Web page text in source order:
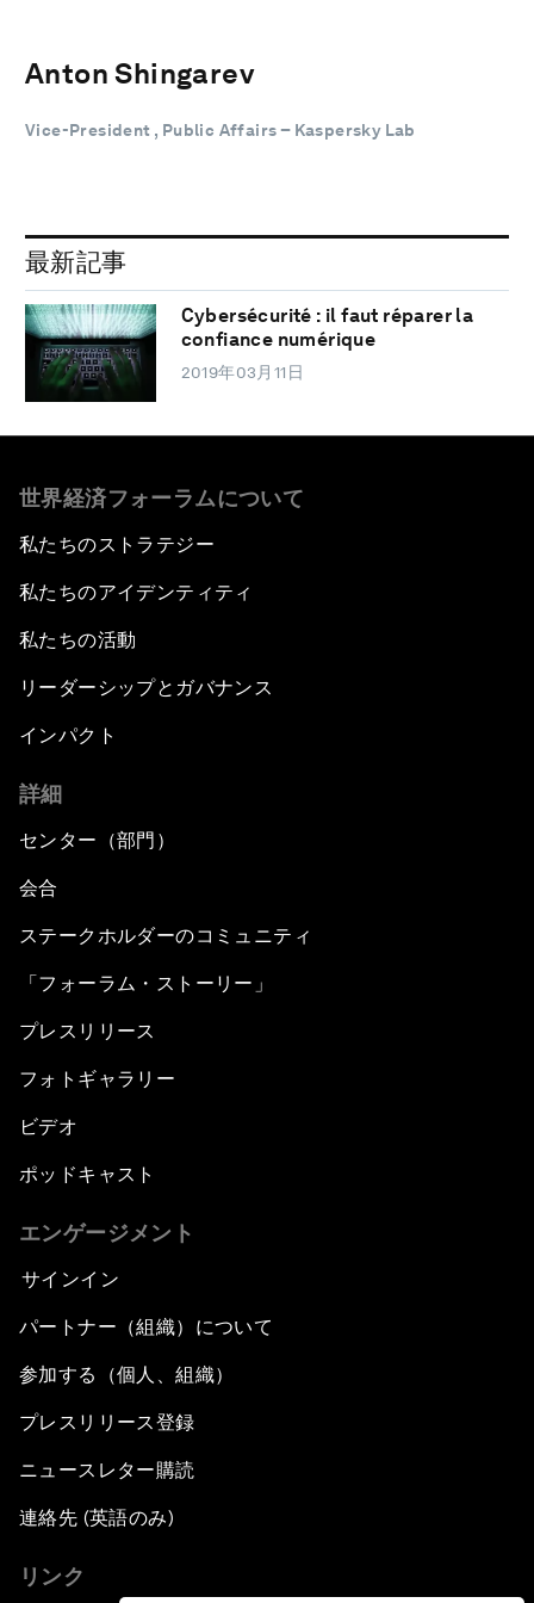
Anton Shingarev
Vice-President , Public Affairs – Kaspersky Lab
最新記事
Cybersécurité : il faut réparer la
confiance numérique
2019年03月11日
世界経済フォーラムについて
私たちのストラテジー
私たちのアイデンティティ
私たちの活動
リーダーシップとガバナンス
インパクト
詳細
センター（部門）
会合
ステークホルダーのコミュニティ
「フォーラム・ストーリー」
プレスリリース
フォトギャラリー
ビデオ
ポッドキャスト
エンゲージメント
サインイン
パートナー（組織）について
参加する（個人、組織）
プレスリリース登録
ニュースレター購読
連絡先 (英語のみ)
リンク